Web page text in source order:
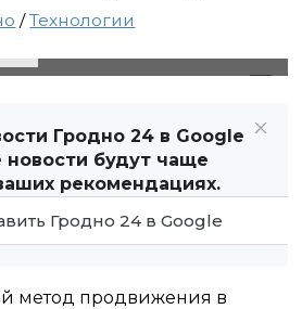
/Технологии
Гродно 24 в Google
будут чаще
рекомендациях.
Гродно 24 в Google
метод продвижения в